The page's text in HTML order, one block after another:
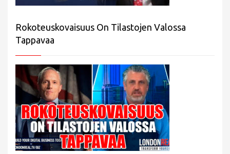
Rokoteuskovaisuus On Tilastojen Valossa
Tappavaa